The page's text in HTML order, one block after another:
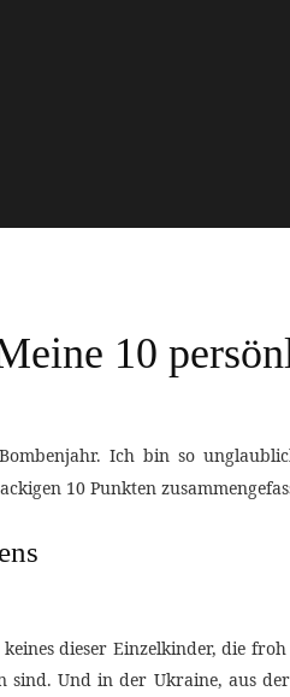
10
Ich bin so
10 Punkten
dieser Einzelkinder, die
Und in der Ukraine, aus